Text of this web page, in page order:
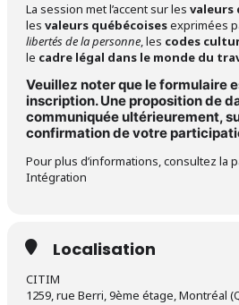
La session met l’accent sur les valeurs
les valeurs québécoisesexprimées
libertés de la personne, les codes
le cadre légal dans le monde du
Veuillez noter que le formulaire
inscription. Une proposition de
communiquée ultérieurement,
confirmation de votre
Pour plus d’informations, consultez la
Intégration
Localisation
CITIM
1259, rue Berri, 9ème étage, Montréal